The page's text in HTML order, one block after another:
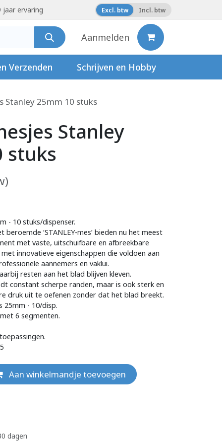
ervaring Excl. btw Incl. btw
Aanmelden
Verzenden Schrijven en Hobby
Stanley 25mm 10 stuks
Stanley
stuks
- 10 stuks/dispenser.
beroemde ‘STANLEY-mes’ bieden nu het meest
met vaste, uitschuifbare en afbreekbare
innovatieve eigenschappen die voldoen aan
aannemers en vaklui.
resten aan het blad blijven kleven.
constant scherpe randen, maar is ook sterk en
druk uit te oefenen zonder dat het blad breekt.
25mm - 10/disp.
6 segmenten.
Aan winkelmandje toevoegen
dagen